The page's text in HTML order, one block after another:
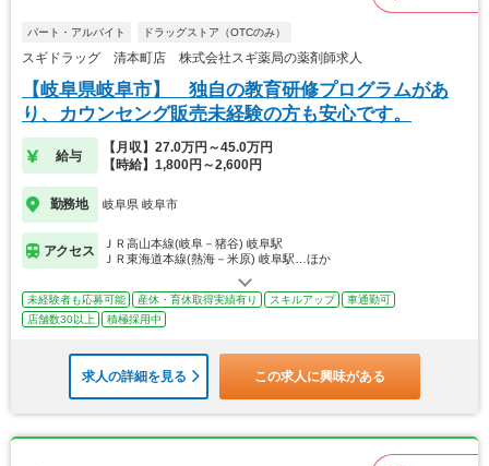
パート・アルバイト ドラッグストア（OTCのみ）
スギドラッグ 清本町店 株式会社スギ薬局の薬剤師求人
【岐阜県岐阜市】 独自の教育研修プログラムがあ
り、カウンセング販売未経験の方も安心です。
給与
【月収】27.0万円～45.0万円
【時給】1,800円～2,600円
勤務地 岐阜県 岐阜市
アクセス
ＪＲ高山本線(岐阜－猪谷) 岐阜駅
ＪＲ東海道本線(熱海－米原) 岐阜駅…ほか
未経験者も応募可能 産休・育休取得実績有り スキルアップ
車通勤可
店舗数30以上
積極採用中
求人の詳細を見る この求人に興味がある